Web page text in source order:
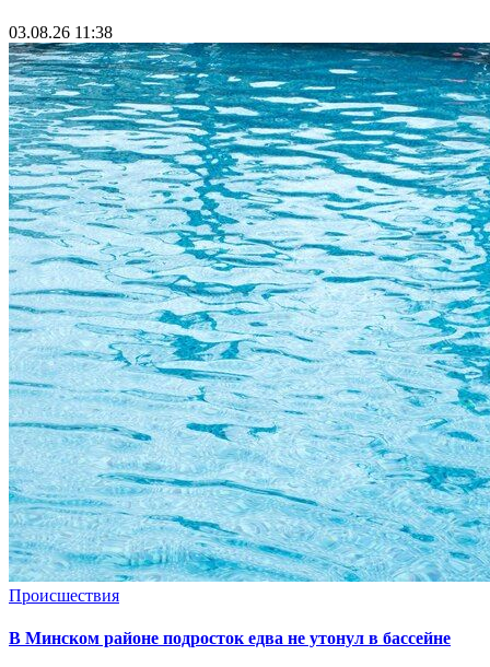
03.08.26 11:38
Происшествия
В Минском районе подросток едва не утонул в бассейне